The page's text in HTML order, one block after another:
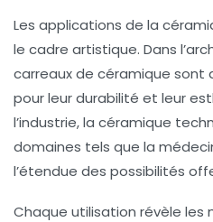
Les applications de la
le cadre artistique. Dans l’
carreaux de céramique sont
pour leurdurabilité et leur
l’industrie, la céramique
domaines tels que la
l’étendue des possibilités
Chaque utilisation révèle